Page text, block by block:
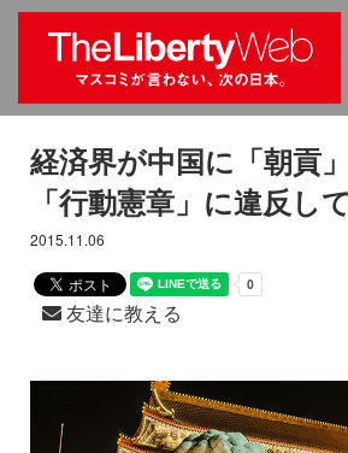
経済界が中国に「朝貢
「行動憲章」に違反し
2015.11.06
友達に教える